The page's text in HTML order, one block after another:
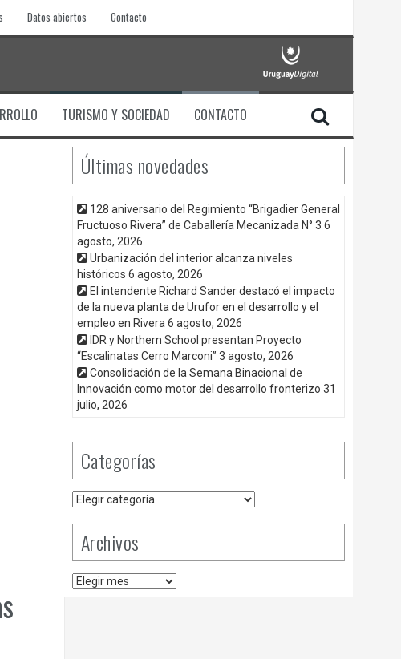
Datos abiertos Contacto
TURISMO Y SOCIEDAD CONTACTO
Últimas novedades
128 aniversario del Regimiento “Brigadier General
Fructuoso Rivera” de Caballería Mecanizada N° 3 6
agosto, 2026
Urbanización del interior alcanza niveles
históricos 6 agosto, 2026
El intendente Richard Sander destacó el impacto
de la nueva planta de Urufor en el desarrollo y el
empleo en Rivera 6 agosto, 2026
IDR y Northern School presentan Proyecto
“Escalinatas Cerro Marconi” 3 agosto, 2026
Consolidación de la Semana Binacional de
Innovación como motor del desarrollo fronterizo 31
julio, 2026
Categorías
Categorías
Archivos
Archivos